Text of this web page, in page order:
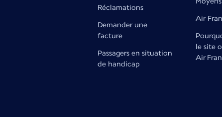
Réclamations
Demander une
facture
Passagers en situation
de handicap
Air
le site
Air